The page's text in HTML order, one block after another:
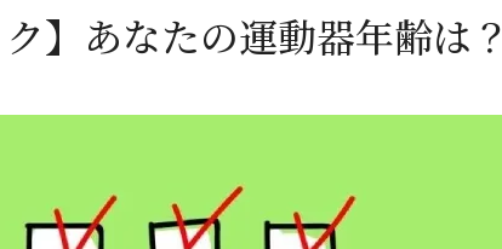
ク】あなたの運動器年齢は？